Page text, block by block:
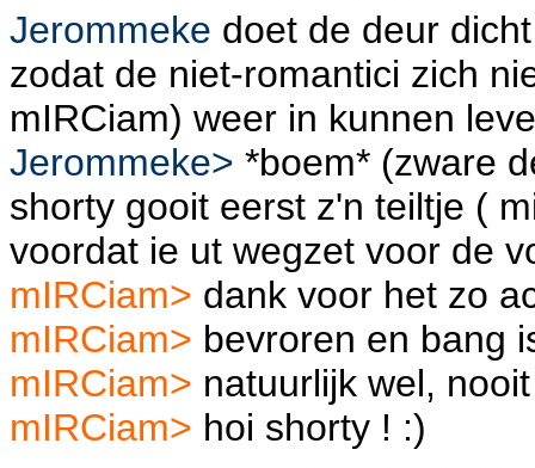
Jerommeke doet de deur dicht
zodat de niet-romantici zich
mIRCiam) weer in kunnen
Jerommeke> *boem* (zware
shorty gooit eerst z'n teiltje (
voordat ie ut wegzet voor de
mIRCiam> dank voor het zo
mIRCiam> bevroren en bang
mIRCiam> natuurlijk wel,
mIRCiam> hoi shorty ! :)